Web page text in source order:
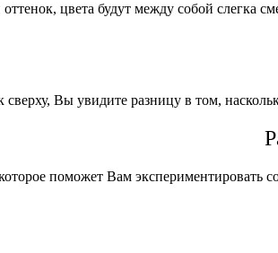
цвета будут между собой слегка
сверху, Вы увидите разницу в том,
поможет Вам экспериментировать